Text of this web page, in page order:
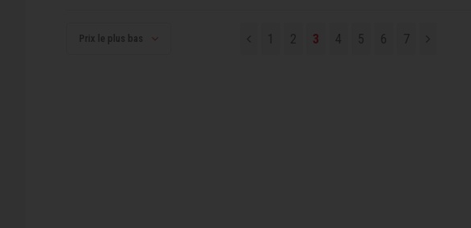
Prix le plus bas 1 2 3 4 5 6 7